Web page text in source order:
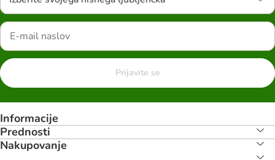
Prijavite se
Informacije
Prednosti
Nakupovanje